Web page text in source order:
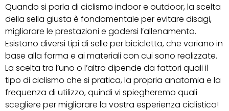
Quando si parla di ciclismo indoor e outdoor, la scelta
della sella giusta è fondamentale per evitare disagi,
migliorare le prestazioni e godersi l’allenamento.
Esistono diversi tipi di selle per bicicletta, che variano in
base alla forma e ai materiali con cui sono realizzate.
La scelta tra l’uno o l’altro dipende da fattori quali il
tipo di ciclismo che si pratica, la propria anatomia e la
frequenza di utilizzo, quindi vi spiegheremo quali
scegliere per migliorare la vostra esperienza ciclistica!